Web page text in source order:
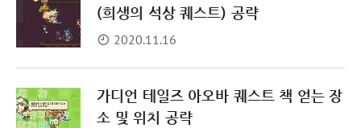
(희생의 석상 퀘스트) 공략
2020.11.16
가디언 테일즈 아오바 퀘스트 책 얻는 장
소 및 위치 공략